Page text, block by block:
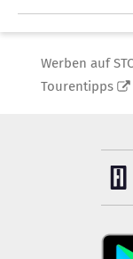
Werben auf
Tourentipps